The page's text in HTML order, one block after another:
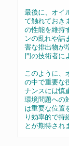
最後に、オイ
て触れておき
の性能を維持
ンの乱れや詰
害な排出物が
門の技術者に
このように、
の中で重要な
ナンスには慎
環境問題への
は重要な位置
り効率的で持
とが期待され